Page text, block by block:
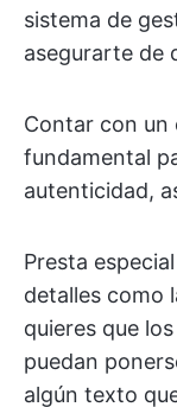
sistema de
asegurarte de
Contar con un
fundamental
autenticidad,
Presta
detalles como
quieres que
puedan
algún texto